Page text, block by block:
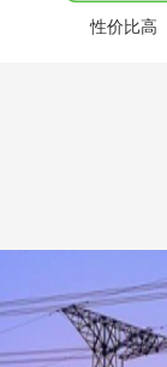
性价比高